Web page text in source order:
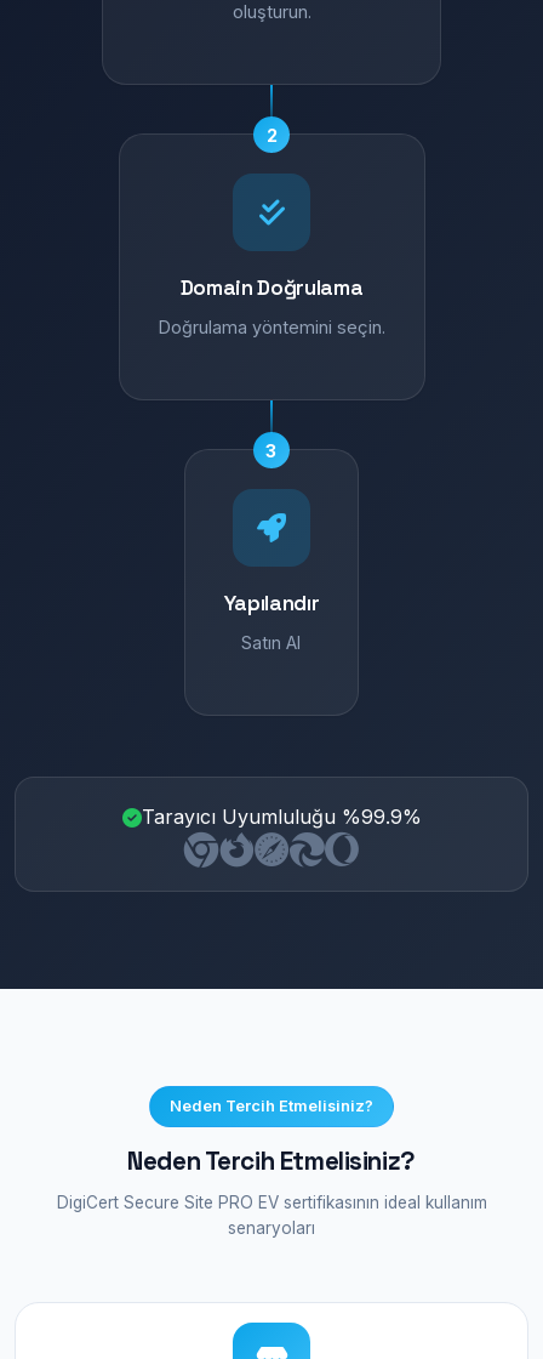
oluşturun.
2
Domain Doğrulama
Doğrulama yöntemini seçin.
3
Yapılandır
Satın Al
Tarayıcı Uyumluluğu %99.9%
Neden Tercih Etmelisiniz?
Neden Tercih Etmelisiniz?
DigiCert Secure Site PRO EV sertifikasının ideal kullanım
senaryoları